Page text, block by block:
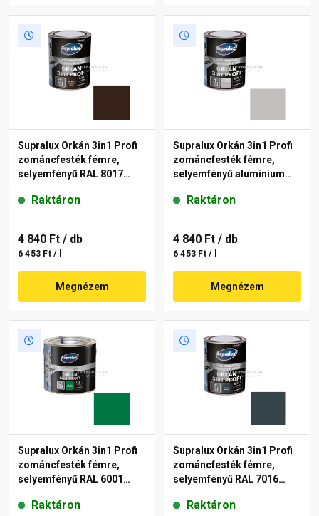
Supralux Orkán 3in1 Profi
zománcfesték fémre,
selyemfényű RAL 8017
Raktáron
4 840 Ft / db
6 453 Ft / l
Megnézem
Supralux Orkán 3in1 Profi
zománcfesték fémre,
selyemfényű alumínium
Raktáron
4 840 Ft / db
6 453 Ft / l
Megnézem
Supralux Orkán 3in1 Profi
zománcfesték fémre,
selyemfényű RAL 6001
Raktáron
Supralux Orkán 3in1 Profi
zománcfesték fémre,
selyemfényű RAL 7016
Raktáron